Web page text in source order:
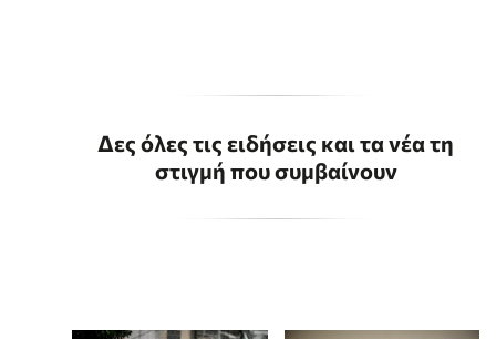
Δες όλες τις ειδήσεις και τα νέα τη
στιγμή που συμβαίνουν